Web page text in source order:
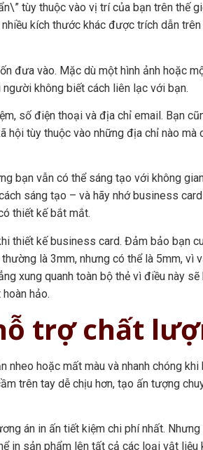
tùy thuộc vào vị trí của bạn trên thế
kích thước khác được trích dẫn
đưa vào. Mặc dù một hình ảnh hoặc
không biết cách liên lạc với bạn.
số điện thoại và địa chỉ email. Bạn
tùy thuộc vào những địa chỉ nào mà
bạn vẫn có thể sáng tạo với không
sáng tạo – và hãy nhớ business
thiết kế bắt mắt.
thiết kế business card. Đảm bảo bạn
là 3mm, nhưng có thể là 5mm, vì
xung quanh toàn bộ thẻ vì điều này
hảo.
trợ chất
hoặc mất màu và nhanh chóng khi
trên tay dễ chịu hơn, tạo ấn tượng
án in ấn tiết kiệm chi phí nhất. Nhưng
in sản phẩm lên tất cả các loại vật liệu